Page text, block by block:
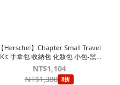
【Herschel】Chapter Small Travel
Kit 手拿包 收納包 化妝包 小包-黑/
綠/粉/深藍
NT$1,104
NT$1,380 8折